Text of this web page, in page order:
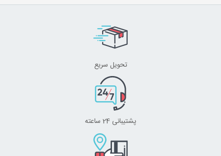
تحویل سریع
پشتیبانی 24 ساعته